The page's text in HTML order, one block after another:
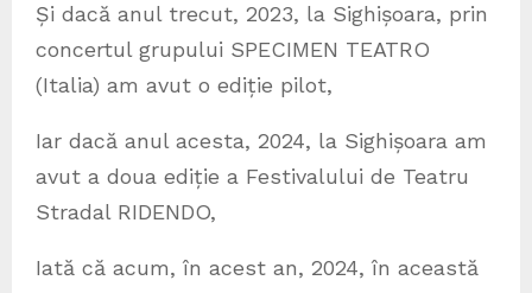
Și dacă anul trecut, 2023, la Sighișoara, prin
concertul grupului SPECIMEN TEATRO
(Italia) am avut o ediție pilot,
Iar dacă anul acesta, 2024, la Sighișoara am
avut a doua ediție a Festivalului de Teatru
Stradal RIDENDO,
Iată că acum, în acest an, 2024, în această